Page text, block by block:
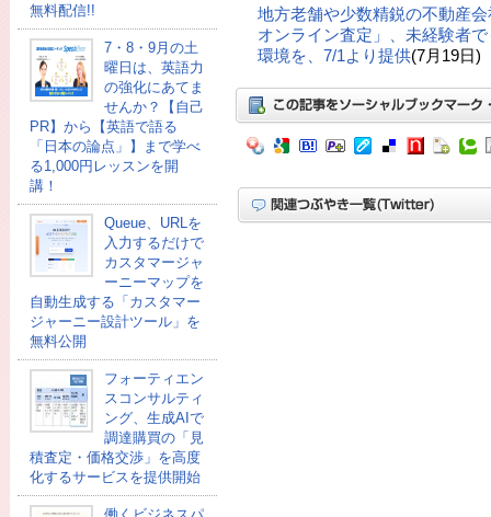
無料配信!!
7・8・9月の土
曜日は、英語力
の強化にあてま
せんか？【自己
PR】から【英語で語る
「日本の論点」】まで学べ
る1,000円レッスンを開
講！
Queue、URLを
入力するだけで
カスタマージャ
ーニーマップを
自動生成する「カスタマー
ジャーニー設計ツール」を
無料公開
フォーティエン
スコンサルティ
ング、生成AIで
調達購買の「見
積査定・価格交渉」を高度
化するサービスを提供開始
地方老舗や少数精鋭の不動産
オンライン査定」、未経験者
環境を、7/1より提供(7月19日)